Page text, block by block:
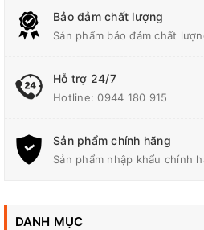
Chấu bóp
Kích thước (L X W X H)
Bảo đảm chất lượng
Sản phẩm bảo đảm chất
Hỗ trợ 24/7
Hotline:0944 180 915
Sản phẩm chính hãng
Sản phẩm nhập khẩu chính
DANH MỤC